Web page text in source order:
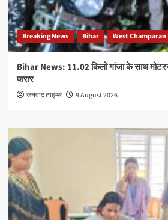
Breaking News Bihar West
Bihar News: 11.02 किलो गांजा के साथ
फरार
जनवाद टाइम्स 9 August 2026